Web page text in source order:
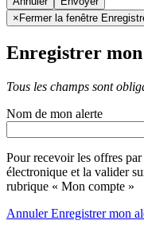
× Fermer la fenêtre
Enregistrer
Tous les champs sont
Nom de mon alerte
Pour recevoir les offres
électronique et la valider
rubrique « Mon compte »
AnnulerEnregistrer mon